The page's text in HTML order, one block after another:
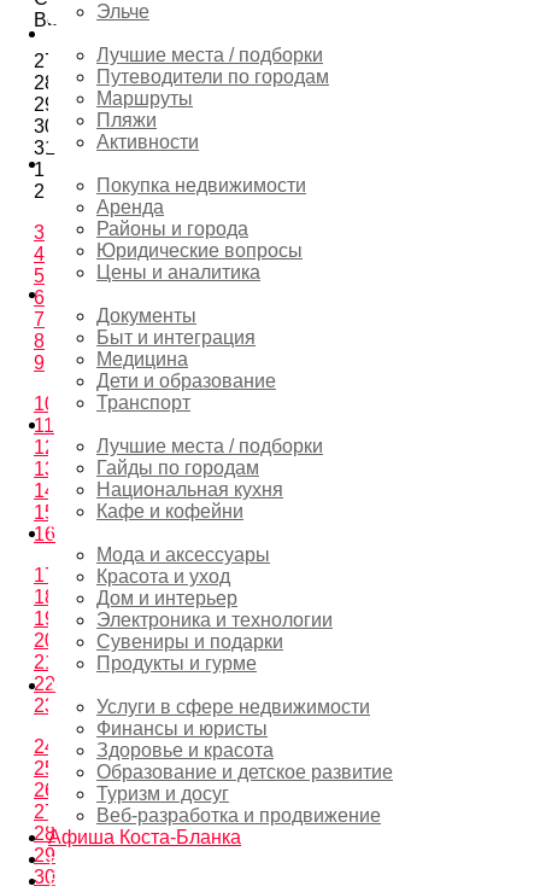
Эльче
Лучшие места / подборки
Путеводители по городам
Маршруты
Пляжи
Активности
Покупка недвижимости
Аренда
Районы и города
Юридические вопросы
Цены и аналитика
Документы
Быт и интеграция
Медицина
Дети и образование
Транспорт
Гастрономия
Лучшие места / подборки
Гайды по городам
Национальная кухня
Кафе и кофейни
Шопинг
Мода и аксессуары
Красота и уход
Дом и интерьер
Электроника и технологии
Сувениры и подарки
Продукты и гурме
Услуги
Услуги в сфере недвижимости
Финансы и юристы
Здоровье и красота
Образование и детское развитие
Туризм и досуг
Веб-разработка и продвижение
Афиша Коста-Бланка
Новости
EN
Вс
27
28
29
30
31
1
2
3
4
5
6
7
8
9
10
11
12
13
14
15
16
17
18
19
20
21
22
23
24
25
26
27
28
29
30